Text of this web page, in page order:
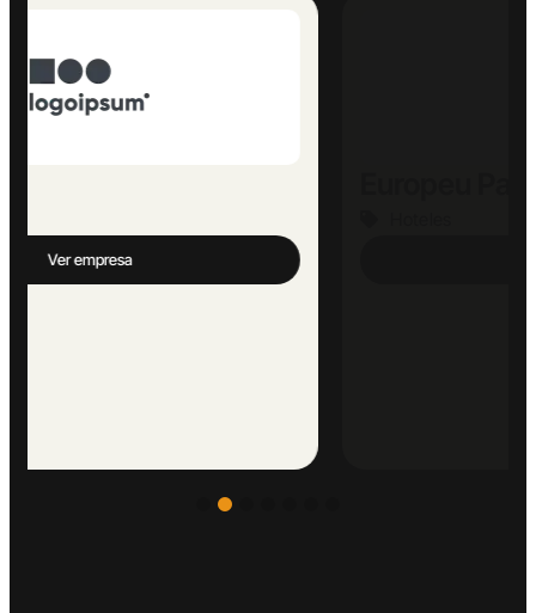
Ver empresa